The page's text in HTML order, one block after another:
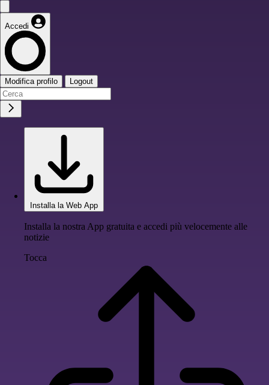
Accedi
Modifica profilo Logout
Installa la Web App
Installa la nostra App gratuita e accedi più velocemente alle
notizie
Tocca